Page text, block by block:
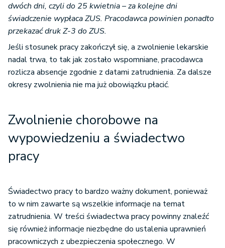
dwóch dni, czyli do 25 kwietnia – za kolejne dni
świadczenie wypłaca ZUS. Pracodawca powinien ponadto
przekazać druk Z-3 do ZUS.
Jeśli stosunek pracy zakończył się, a zwolnienie lekarskie
nadal trwa, to tak jak zostało wspomniane, pracodawca
rozlicza absencje zgodnie z datami zatrudnienia. Za dalsze
okresy zwolnienia nie ma już obowiązku płacić.
Zwolnienie chorobowe na
wypowiedzeniu a świadectwo
pracy
Świadectwo pracy to bardzo ważny dokument, ponieważ
to w nim zawarte są wszelkie informacje na temat
zatrudnienia. W treści świadectwa pracy powinny znaleźć
się również informacje niezbędne do ustalenia uprawnień
pracowniczych z ubezpieczenia społecznego. W